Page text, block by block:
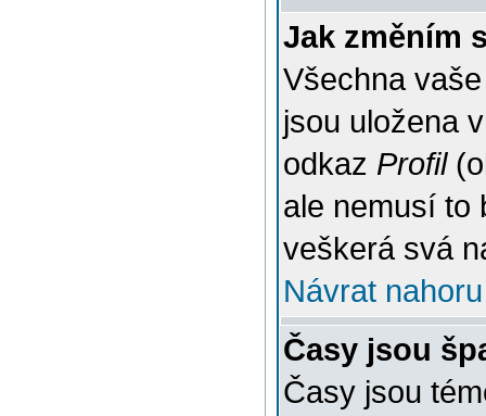
Jak změním
Všechna
jsou uložena
odkaz Profil
ale nemusí to
veškerá svá
Návrat nahoru
Časy jsou
Časy jsou